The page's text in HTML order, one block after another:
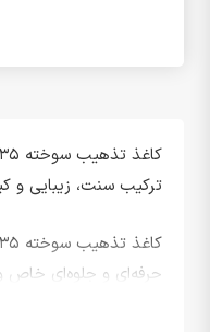
کاغذ تذهیب سوخته ۱۳۵ گرمی | اصالت و هنر ایرانی در قالبی کاربردی
ترکیب سنت، زیبایی و
حرفه‌ای و جلوه‌ای خاص
می‌بخشد و در عین